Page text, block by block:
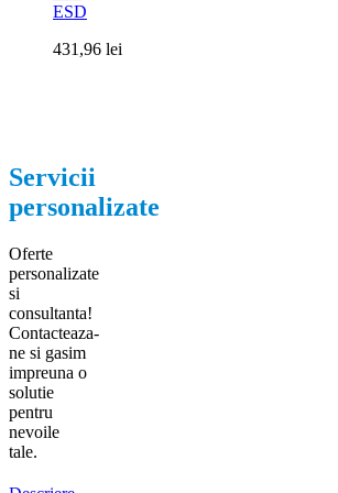
ESD
431,96 lei
Servicii
personalizate
Oferte
personalizate
si
consultanta!
Contacteaza-
ne si gasim
impreuna o
solutie
pentru
nevoile
tale.